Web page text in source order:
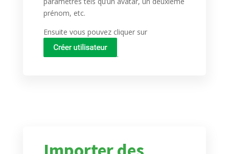
prénom, etc.
Ensuite vous pouvez cliquer sur
.